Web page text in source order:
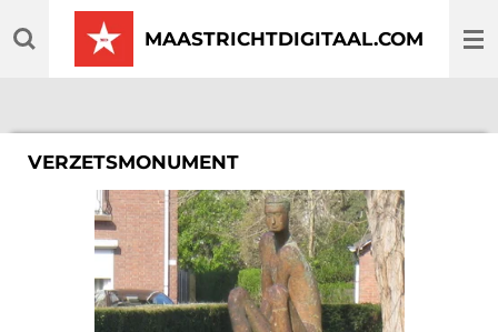
direct
MAASTRICHTDIGITAAL.COM
VERZETSMONUMENT